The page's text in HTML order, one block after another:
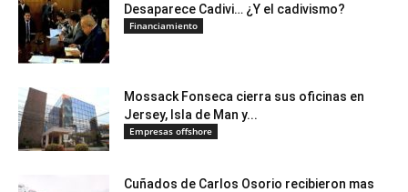
Desaparece Cadivi… ¿Y el cadivismo?
Financiamiento
Mossack Fonseca cierra sus oficinas en
Jersey, Isla de Man y...
Empresas offshore
Cuñados de Carlos Osorio recibieron mas